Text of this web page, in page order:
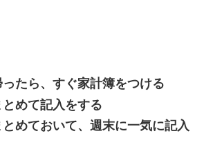
たら、すぐ家計簿をつける
めて記入をする
めておいて、週末に一気に記入